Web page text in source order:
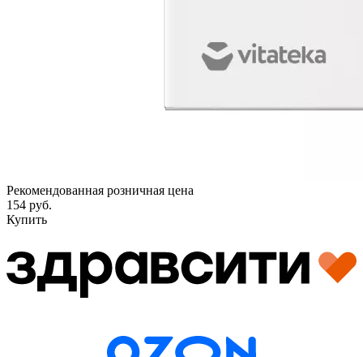
Рекомендованная розничная цена
154 руб.
Купить